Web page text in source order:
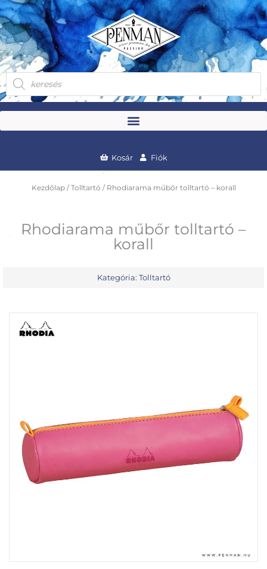
Skip
to
content
Products
search
Kosár Fiók
Kezdőlap/Tolltartó / Rhodiarama műbőr tolltartó – korall
Rhodiarama műbőr tolltartó –
korall
Kategória: Tolltartó